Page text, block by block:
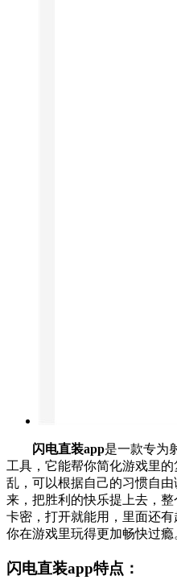
闪电直装app是一款专为
工具，它能帮你简化游戏里
乱，可以根据自己的习惯自
来，把胜利的快乐提上去，
卡密，打开就能用，里面还
你在游戏里玩得更加畅快过瘾
闪电直装app特点：